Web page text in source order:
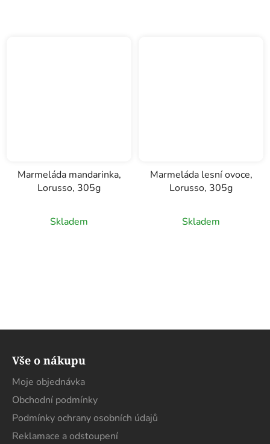
Marmeláda mandarinka,
Lorusso, 305g
Skladem
Marmeláda lesní ovoce,
Lorusso, 305g
Skladem
Vše o nákupu
Moje objednávka
Obchodní podmínky
Podmínky ochrany osobních údajů
Reklamace a odstoupení